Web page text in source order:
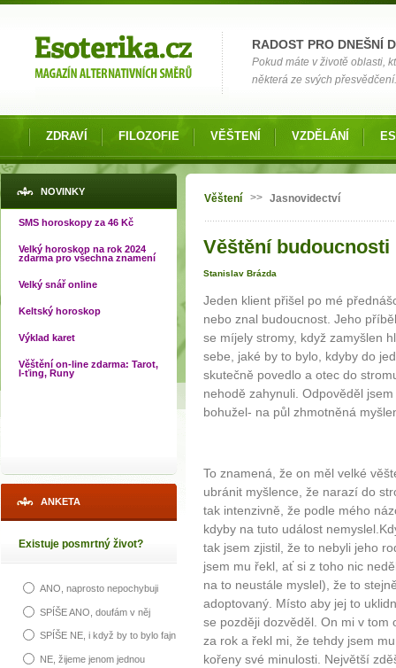
RADOST PRO DNEŠNÍ
Pokud máte v životě oblasti,
některá ze svých přesvědčení.
ZDRAVÍ FILOZOFIE VĚŠTENÍ VZDĚLÁNÍ
NOVINKY
SMS horoskopy za 46 Kč
Velký horoskop na rok 2024
zdarma pro všechna znamení
Velký snář online
Keltský horoskop
Výklad karet
Věštění on-line zdarma: Tarot,
I-ťing, Runy
ANKETA
Existuje posmrtný život?
ANO, naprosto nepochybuji
SPÍŠE ANO, doufám v něj
SPÍŠE NE, i když by to bylo fajn
NE, žijeme jenom jednou
Jste zde
Věštení >> Jasnovidectví
Věštění budoucnosti
Stanislav Brázda
Jeden klient přišel po mé
nebo znal budoucnost. Jeho
se míjely stromy, když zamyšlen
sebe, jaké by to bylo, kdyby do
skutečně povedlo a otec do
nehodě zahynuli. Odpověděl
bohužel- na půl zhmotněná
To znamená, že on měl velké
ubránit myšlence, že narazí do
tak intenzivně, že podle mého
kdyby na tuto událost
tak jsem zjistil, že to nebyli jeho
jsem mu řekl, ať si z toho nic
na to neustále myslel), že to
adoptovaný. Místo aby jej to
se později dozvěděl. On mi v tom
za rok a řekl mi, že tehdy jsem
kořeny své minulosti. Největší